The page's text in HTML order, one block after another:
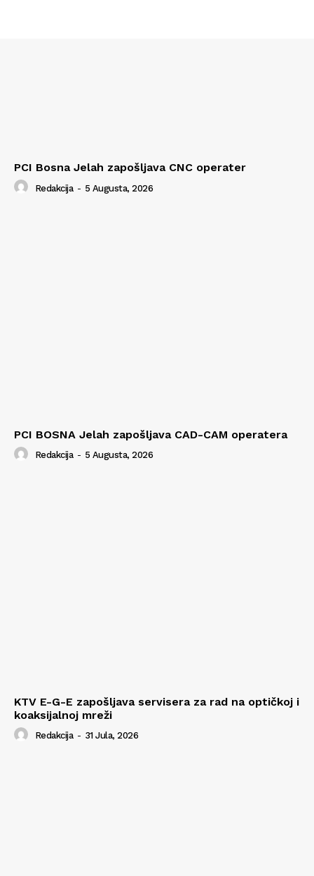
PCI Bosna Jelah zapošljava CNC operater
Redakcija - 5 Augusta, 2026
PCI BOSNA Jelah zapošljava CAD-CAM operatera
Redakcija - 5 Augusta, 2026
KTV E-G-E zapošljava servisera za rad na optičkoj i
koaksijalnoj mreži
Redakcija - 31 Jula, 2026